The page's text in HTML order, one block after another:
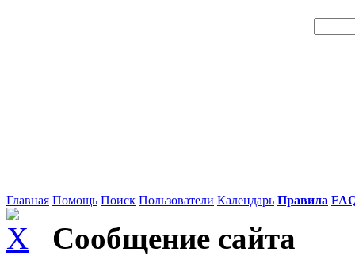
Главная Помощь Поиск Пользователи Календарь Правила
Сообщение сайта